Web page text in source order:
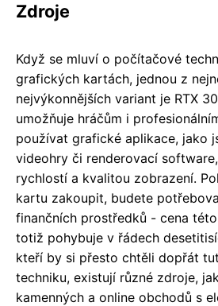
Zdroje
Když se mluví o počítačové
grafických kartách, jednou z
nejvýkonnějších variant je RTX
umožňuje hráčům i
používat grafické aplikace, jako
videohry či renderovací
rychlostí a kvalitou zobrazení.
kartu zakoupit, budete
finančních prostředků - cena
totiž pohybuje v řádech
kteří by si přesto chtěli dopřát
techniku, existují různé zdroje,
kamenných a online obchodů s